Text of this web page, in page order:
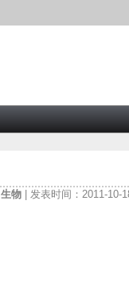
生物
| 发表时间：2011-